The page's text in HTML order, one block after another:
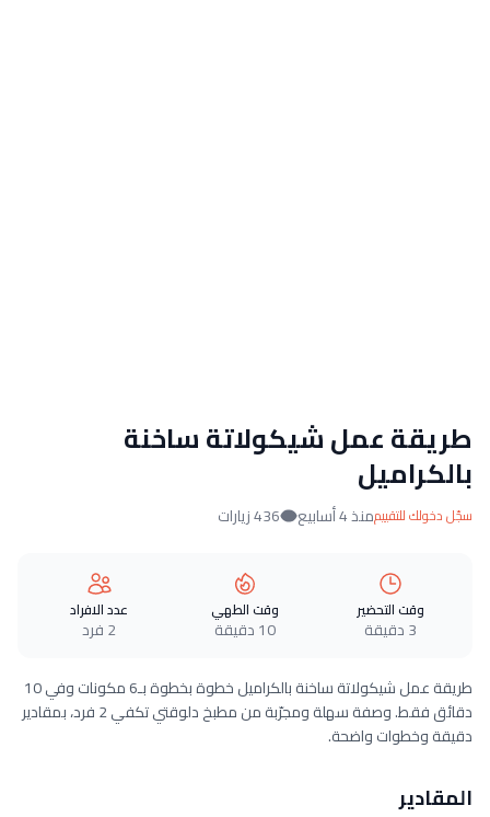
طريقة عمل شيكولاتة ساخنة
بالكراميل
سجّل دخولك للتقييممنذ 4 أسابيع 436 زيارات
وقت التحضير
3 دقيقة
وقت الطهي
10 دقيقة
عدد الافراد
2 فرد
طريقة عمل شيكولاتة ساخنة بالكراميل خطوة بخطوة بـ6 مكونات وفي 10
دقائق فقط. وصفة سهلة ومجرّبة من مطبخ دلوقتي تكفي 2 فرد، بمقادير
دقيقة وخطوات واضحة.
المقادير